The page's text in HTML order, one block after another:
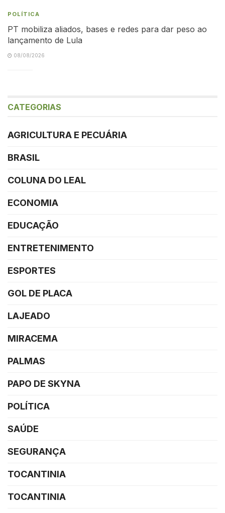
POLÍTICA
PT mobiliza aliados, bases e redes para dar peso ao
lançamento de Lula
08/08/2026
CATEGORIAS
AGRICULTURA E PECUÁRIA
BRASIL
COLUNA DO LEAL
ECONOMIA
EDUCAÇÃO
ENTRETENIMENTO
ESPORTES
GOL DE PLACA
LAJEADO
MIRACEMA
PALMAS
PAPO DE SKYNA
POLÍTICA
SAÚDE
SEGURANÇA
TOCANTINIA
TOCANTINIA